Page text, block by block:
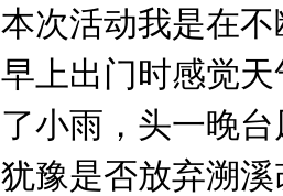
本次活动我是在
早上出门时感觉
了小雨，头一晚
犹豫是否放弃溯